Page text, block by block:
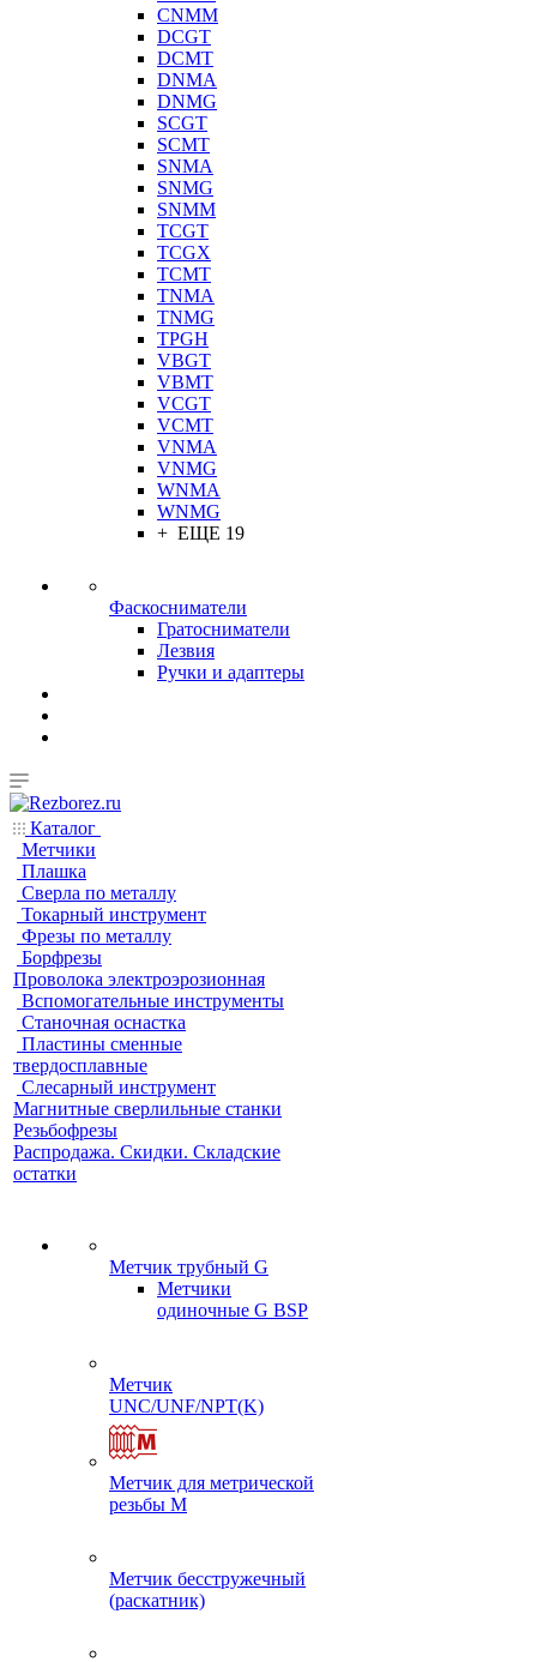
CNMM
DCGT
DCMT
DNMA
DNMG
SCGT
SCMT
SNMA
SNMG
SNMM
TCGT
TCGX
TCMT
TNMA
TNMG
TPGH
VBGT
VBMT
VCGT
VCMT
VNMA
VNMG
WNMA
WNMG
+ ЕЩЕ 19
Фаскосниматели
Гратосниматели
Лезвия
Ручки и адаптеры
Каталог
Метчики
Плашка
Сверла по металлу
Токарный инструмент
Фрезы по металлу
Борфрезы
Проволока электроэрозионная
Вспомогательные инструменты
Станочная оснастка
Пластины сменные
твердосплавные
Слесарный инструмент
Магнитные сверлильные станки
Резьбофрезы
Распродажа. Скидки. Складские
остатки
Метчик трубный G
Метчики
одиночные G BSP
Метчик
UNC/UNF/NPT(K)
Метчик для метрической
резьбы M
Метчик бесстружечный
(раскатник)